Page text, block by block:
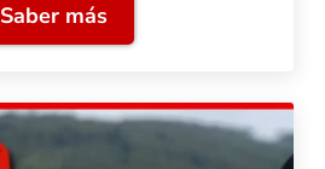
Saber másESCALA H0 vs N | ¿Cuál